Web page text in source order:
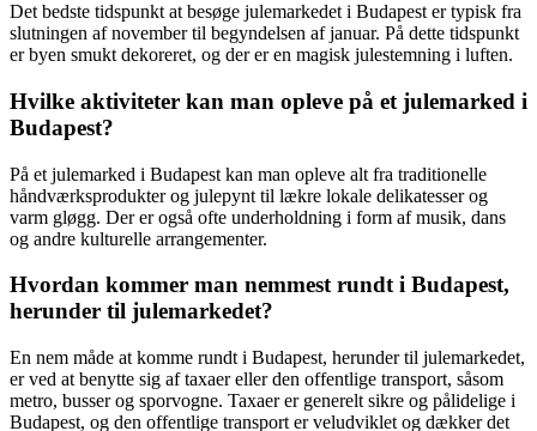
Det bedste tidspunkt at besøge julemarkedet i Budapest er typisk fra
slutningen af november til begyndelsen af januar. På dette tidspunkt
er byen smukt dekoreret, og der er en magisk julestemning i luften.
Hvilke aktiviteter kan man opleve på et julemarked i
Budapest?
På et julemarked i Budapest kan man opleve alt fra traditionelle
håndværksprodukter og julepynt til lækre lokale delikatesser og
varm gløgg. Der er også ofte underholdning i form af musik, dans
og andre kulturelle arrangementer.
Hvordan kommer man nemmest rundt i Budapest,
herunder til julemarkedet?
En nem måde at komme rundt i Budapest, herunder til julemarkedet,
er ved at benytte sig af taxaer eller den offentlige transport, såsom
metro, busser og sporvogne. Taxaer er generelt sikre og pålidelige i
Budapest, og den offentlige transport er veludviklet og dækker det